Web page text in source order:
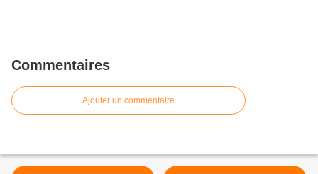
Commentaires
Ajouter un commentaire